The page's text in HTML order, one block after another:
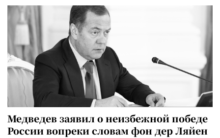
Медведев заявил о неизбежной победе
России вопреки словам фон дер Ляйен